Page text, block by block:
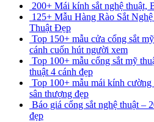
200+ Mái kính sắt nghệ thuật,
125+ Mẫu Hàng Rào Sắt
Thuật Đẹp
Top 150+ mẫu cửa cổng sắt
cánh cuốn hút người xem
Top 100+ mẫu cổng sắt mỹ
thuật 4 cánh đẹp
Top 100+ mẫu mái kính
sân thượng đẹp
Báo giá cổng sắt nghệ thuật –
đẹp